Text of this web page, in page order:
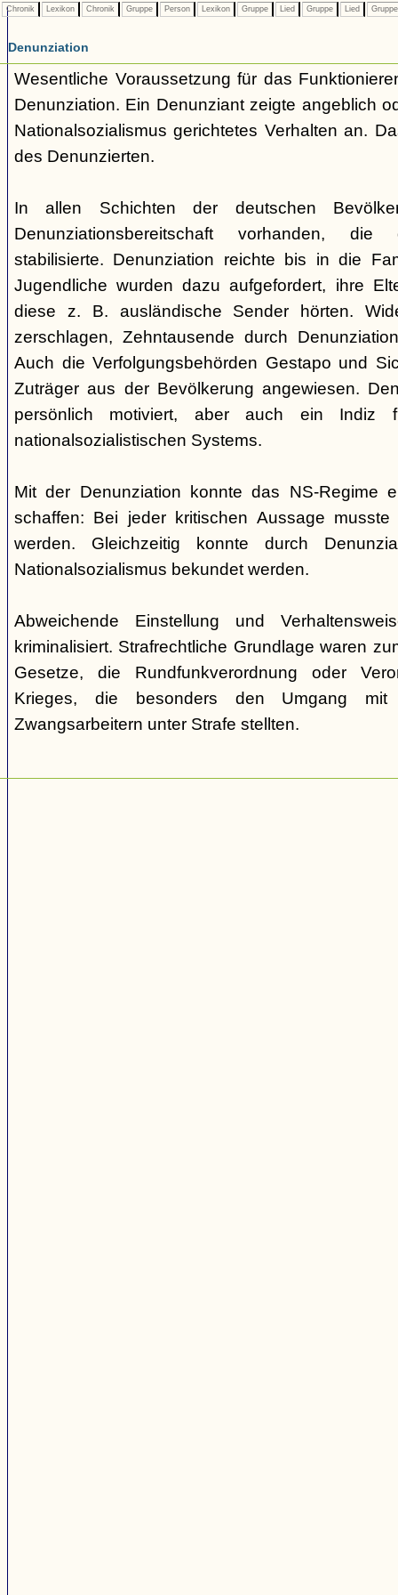
Chronik Lexikon Chronik Gruppe Person Lexikon Gruppe Lied Gruppe Lied
Denunziation
Wesentliche Voraussetzung für das
Denunziation. Ein Denunziant zeigte angeblich
Nationalsozialismus gerichtetes Verhalten an.
des Denunzierten.
In allen Schichten der deutschen
Denunziationsbereitschaft vorhanden, die
stabilisierte. Denunziation reichte bis in die
Jugendliche wurden dazu aufgefordert, ihre
diese z. B. ausländische Sender hörten.
zerschlagen, Zehntausende durch
Auch die Verfolgungsbehörden Gestapo und
Zuträger aus der Bevölkerung angewiesen.
persönlich motiviert, aber auch ein Indiz
nationalsozialistischen Systems.
Mit der Denunziation konnte das NS-Regime
schaffen: Bei jeder kritischen Aussage
werden. Gleichzeitig konnte durch
Nationalsozialismus bekundet werden.
Abweichende Einstellung und
kriminalisiert. Strafrechtliche Grundlage waren
Gesetze, die Rundfunkverordnung oder
Krieges, die besonders den Umgang mit
Zwangsarbeitern unter Strafe stellten.